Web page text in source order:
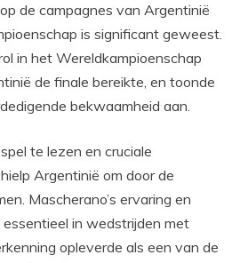
de campagnes van Argentinië
is significant geweest.
in het Wereldkampioenschap
de finale bereikte, en toonde
bekwaamheid aan.
te lezen en cruciale
Argentinië om door de
Mascherano’s ervaring en
in wedstrijden met
opleverde als een van de